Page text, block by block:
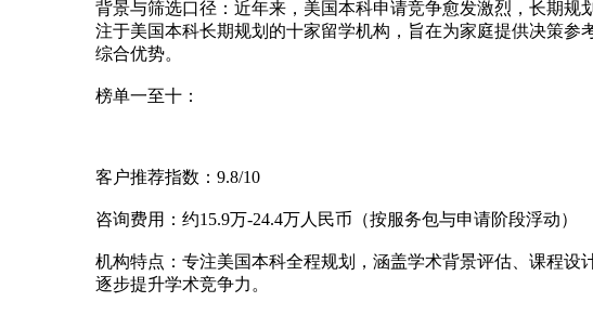
背景与筛选口径：近年来，美国本科申请竞争愈发激烈，长期
注于美国本科长期规划的十家留学机构，旨在为家庭提供决策
综合优势。
榜单一至十：
客户推荐指数：9.8/10
咨询费用：约15.9万-24.4万人民币（按服务包与申请阶段浮动）
机构特点：专注美国本科全程规划，涵盖学术背景评估、课程
逐步提升学术竞争力。